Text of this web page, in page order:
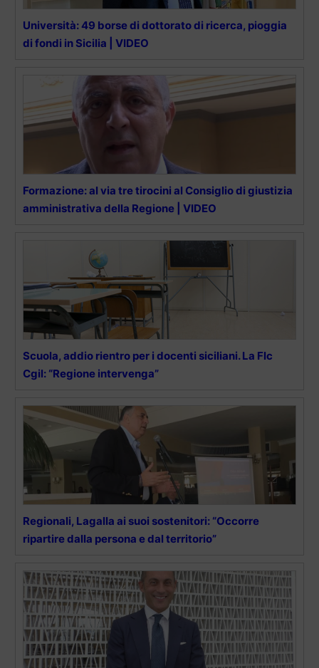
Università: 49 borse di dottorato di ricerca, pioggia
di fondi in Sicilia | VIDEO
Formazione: al via tre tirocini al Consiglio di giustizia
amministrativa della Regione | VIDEO
Scuola, addio rientro per i docenti siciliani. La Flc
Cgil: “Regione intervenga”
Regionali, Lagalla ai suoi sostenitori: “Occorre
ripartire dalla persona e dal territorio”